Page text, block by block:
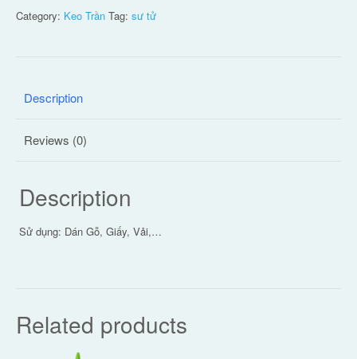
Category: Keo Trần Tag: sư tử
Description
Reviews (0)
Description
Sử dụng: Dán Gỗ, Giấy, Vải,…
Related products